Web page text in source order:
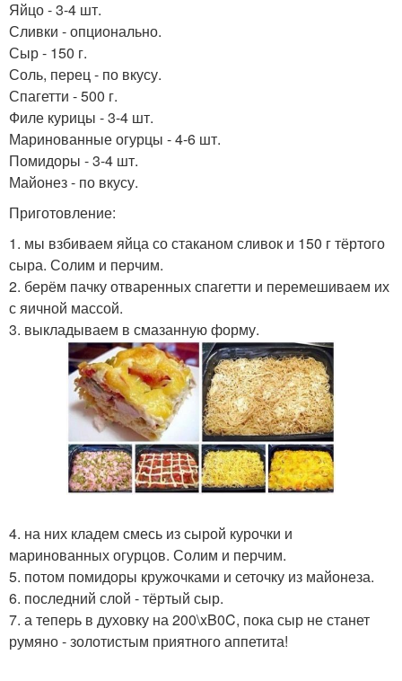
Яйцо - 3-4 шт.
Сливки - опционально.
Сыр - 150 г.
Соль, перец - по вкусу.
Спагетти - 500 г.
Филе курицы - 3-4 шт.
Маринованные огурцы - 4-6 шт.
Помидоры - 3-4 шт.
Майонез - по вкусу.
Приготовление:
1. мы взбиваем яйца со стаканом сливок и 150 г тёртого
сыра. Солим и перчим.
2. берём пачку отваренных спагетти и перемешиваем их
с яичной массой.
3. выкладываем в смазанную форму.
4. на них кладем смесь из сырой курочки и
маринованных огурцов. Солим и перчим.
5. потом помидоры кружочками и сеточку из майонеза.
6. последний слой - тёртый сыр.
7. а теперь в духовку на 200\xB0C, пока сыр не станет
румяно - золотистым приятного аппетита!